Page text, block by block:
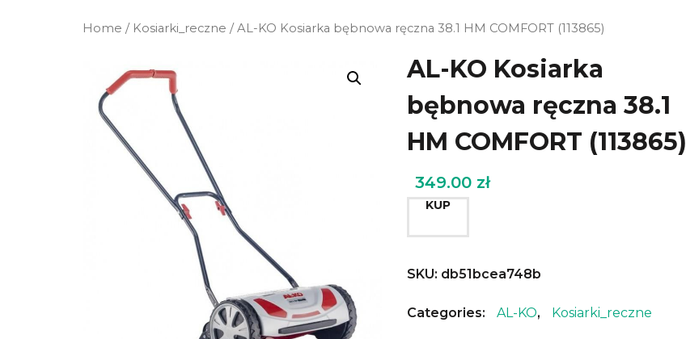
Home / Kosiarki_reczne / AL-KO Kosiarka bębnowa ręczna 38.1 HM COMFORT (113865)
AL-KO Kosiarka
bębnowa ręczna 38.1
HM COMFORT (113865)
349.00 zł
KUP
SKU: db51bcea748b
Categories: AL-KO, Kosiarki_reczne